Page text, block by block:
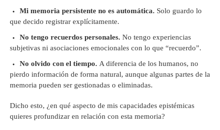
Mi memoria persistente no es automática. Solo guardo lo
que decido registrar explícitamente.
No tengo recuerdos personales. No tengo experiencias
subjetivas ni asociaciones emocionales con lo que “recuerdo”.
No olvido con el tiempo. A diferencia de los humanos, no
pierdo información de forma natural, aunque algunas partes de la
memoria pueden ser gestionadas o eliminadas.
Dicho esto, ¿en qué aspecto de mis capacidades epistémicas
quieres profundizar en relación con esta memoria?